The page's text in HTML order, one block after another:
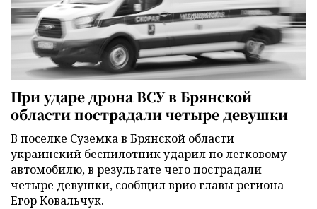
При ударе дрона ВСУ в Брянской
области пострадали четыре девушки
В поселке Суземка в Брянской области
украинский беспилотник ударил по легковому
автомобилю, в результате чего пострадали
четыре девушки, сообщил врио главы региона
Егор Ковальчук.